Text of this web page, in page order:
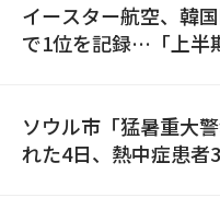
イースター航空、韓
で1位を記録…「上半
ソウル市「猛暑重大
れた4日、熱中症患者